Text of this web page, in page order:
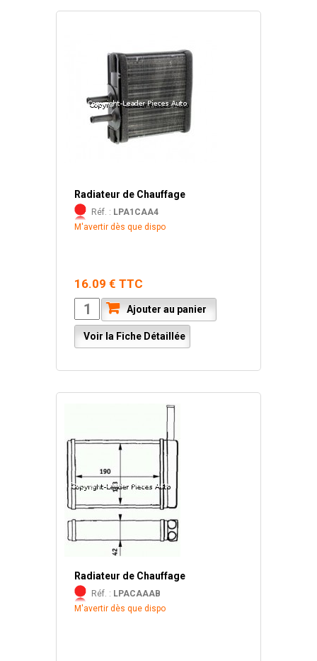
Radiateur de Chauffage
Réf. : LPA1CAA4
M'avertir dès que dispo
16.09 € TTC
Ajouter au panier
Voir la Fiche Détaillée
Radiateur de Chauffage
Réf. : LPACAAAB
M'avertir dès que dispo